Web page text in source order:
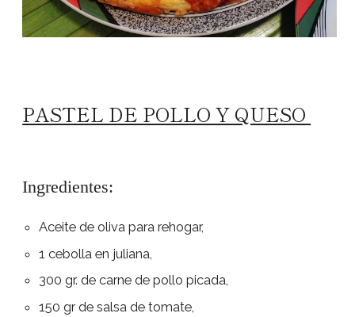
PASTEL DE POLLO Y QUESO
Ingredientes:
Aceite de oliva para rehogar,
1 cebolla en juliana,
300 gr. de carne de pollo picada,
150 gr de salsa de tomate,